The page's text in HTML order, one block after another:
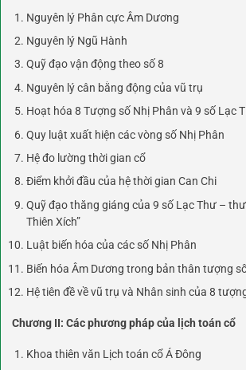
Nguyên lý Phân cực Âm Dương
Nguyên lý Ngũ Hành
Quỹ đạo vận động theo số 8
Nguyên lý cân bằng động của vũ trụ
Hoạt hóa 8 Tượng số Nhị Phân và 9 số Lạc
Quy luật xuất hiện các vòng số Nhị Phân
Hệ đo lường thời gian cổ
Điểm khởi đầu của hệ thời gian Can Chi
Quỹ đạo thăng giáng của 9 số Lạc Thư –
Thiên Xích”
Luật biến hóa của các số Nhị Phân
Biến hóa Âm Dương trong bản thân tượng
Hệ tiên đề về vũ trụ và Nhân sinh của 8
Chương II: Các phương pháp của lịch toán cổ
Khoa thiên văn Lịch toán cổ Á Đông